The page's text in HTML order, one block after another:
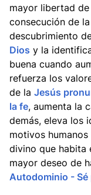
mayor libertad
consecución de
descubrimiento
Dios y la
buena cuando
refuerza los
de la Jesús
la fe, aumenta la
demás, eleva los
motivos
divino que habita
mayor deseo de
Autodominio - Sé